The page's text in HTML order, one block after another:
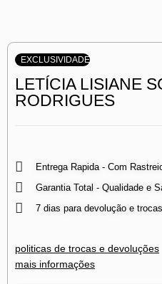
EXCLUSIVIDADE
LETÍCIA LISIANE
RODRIGUES
Entrega Rapida - Com
Garantia Total - Qualidade e
7 dias para devolução e trocas
politicas de trocas e devoluções
mais informações